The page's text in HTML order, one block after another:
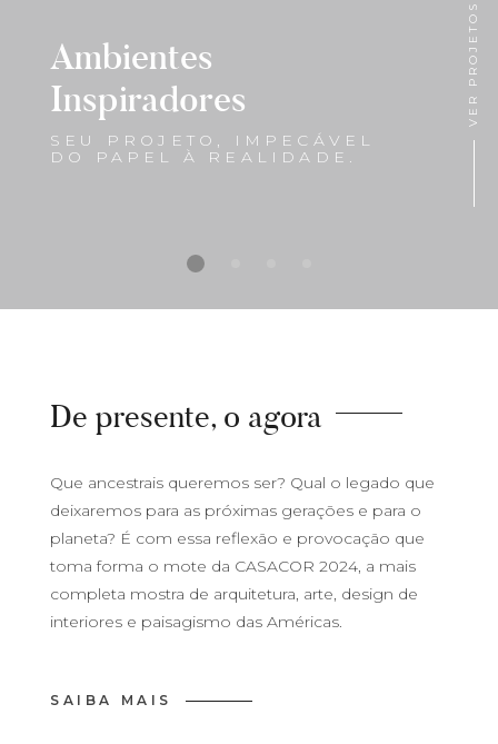
Ambientes
Inspiradores
SEU PROJETO, IMPECÁVEL
DO PAPEL À REALIDADE.
VER PROJETOS
De presente, o agora
Que ancestrais queremos ser? Qual o legado que
deixaremos para as próximas gerações e para o
planeta? É com essa reflexão e provocação que
toma forma o mote da CASACOR 2024, a mais
completa mostra de arquitetura, arte, design de
interiores e paisagismo das Américas.
SAIBA MAIS